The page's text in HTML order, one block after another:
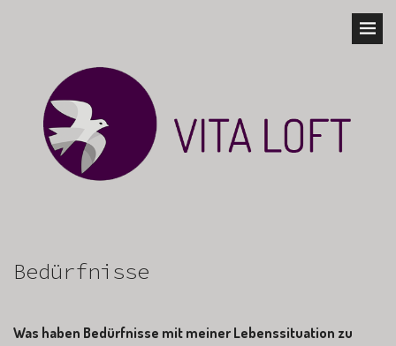
Bedürfnisse
Was haben Bedürfnisse mit meiner Lebenssituation zu